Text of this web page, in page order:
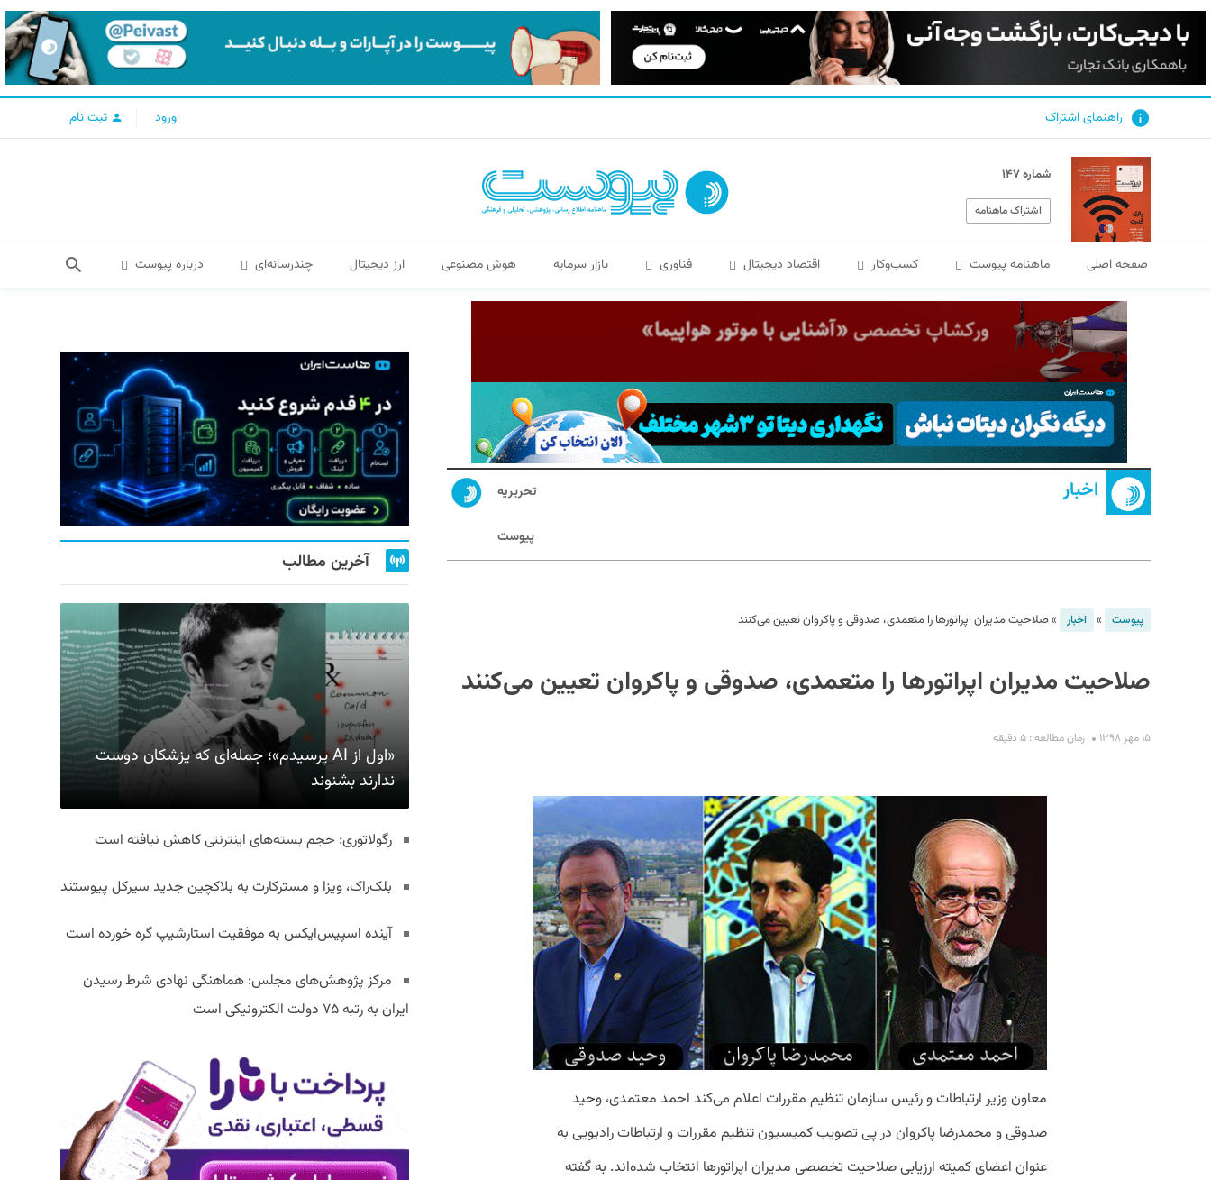
راهنمای اشتراک ورود ثبت نام
شماره ۱۴۷
اشتراک ماهنامه
صفحه اصلی ماهنامه پیوست کسب‌و‌کار اقتصاد دیجیتال فناوری بازار سرمایه هوش مصنوعی ارز دیجیتال چندرسانه‌ای درباره پیوست
اخبار تحریریه
پیوست
پیوست » اخبار »صلاحیت مدیران اپراتورها را متعمدی، صدوقی و پاکروان تعیین می‌کنند
صلاحیت مدیران اپراتورها را متعمدی، صدوقی و پاکروان تعیین می‌کنند
۱۵ مهر ۱۳۹۸ زمان مطالعه : ۵ دقیقه
معاونوزیر ارتباطاتورئیس سازمانتنظیم مقررات اعلام میکند احمد معتمدی، وحید
صدوقیو محمدرضا پاکروان در پی تصویب کمیسیون تنظیم مقررات و ارتباطات رادیویی به
عنوان اعضایکمیته ارزیابیصلاحیت تخصصی مدیران اپراتورها انتخاب شدهاند. بهگفته
آخرین مطالب
«اول از AI پرسیدم»؛ جمله‌ای که پزشکان دوست
ندارند بشنوند
رگولاتوری: حجم بسته‌های اینترنتی کاهش نیافته است
بلک‌راک، ویزا و مسترکارت به بلاکچین جدید سیرکل پیوستند
آینده اسپیس‌ایکس به موفقیت استارشیپ گره خورده است
مرکز پژوهش‌های مجلس: هماهنگی نهادی شرط رسیدن
ایران به رتبه ۷۵ دولت الکترونیکی است